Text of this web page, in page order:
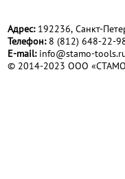
Адрес:192236, Санкт-
Телефон:8 (812) 648-22-
Е-mail: info@stamo-
© 2014-2023 ООО «СТАМО